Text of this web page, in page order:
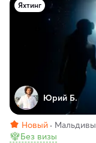
Яхтинг
Юрий Б.
Новый
Мальдивы
Без визы